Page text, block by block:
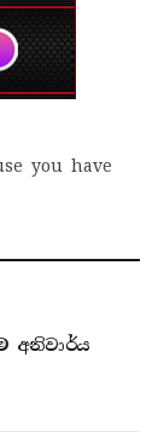
you have
අනිවාර්ය